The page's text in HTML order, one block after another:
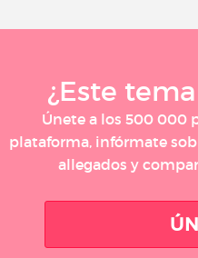
¿Este
Únete a los 500 000
plataforma, infórmate
allegados y